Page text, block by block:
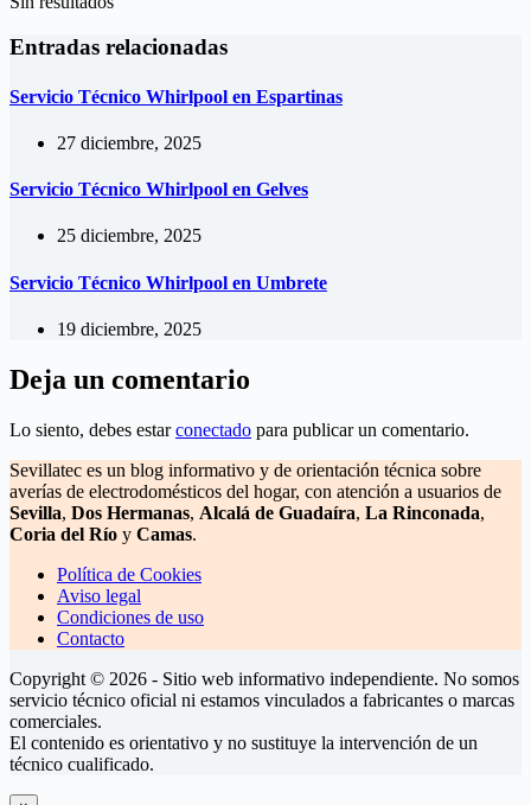
Entradas relacionadas
Servicio Técnico Whirlpool en Espartinas
27 diciembre, 2025
Servicio Técnico Whirlpool en Gelves
25 diciembre, 2025
Servicio Técnico Whirlpool en Umbrete
19 diciembre, 2025
Deja un comentario
Lo siento, debes estarconectado para publicar un comentario.
Sevillatec es un blog informativo y de orientación técnica sobre
averías de electrodomésticos del hogar, con atención a usuarios de
Sevilla, Dos Hermanas, Alcalá de Guadaíra, La Rinconada,
Coria del Río y Camas.
Política de Cookies
Aviso legal
Condiciones de uso
Contacto
Copyright © 2026 - Sitio web informativo independiente. No somos
servicio técnico oficial ni estamos vinculados a fabricantes o marcas
comerciales.
El contenido es orientativo y no sustituye la intervención de un
técnico cualificado.